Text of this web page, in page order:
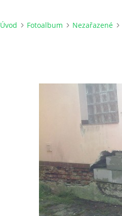
Úvod Fotoalbum Nezařazené